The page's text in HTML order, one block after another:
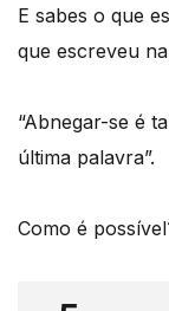
E sabes o que
que escreveu
“Abnegar-se é
última palavra”.
Como é